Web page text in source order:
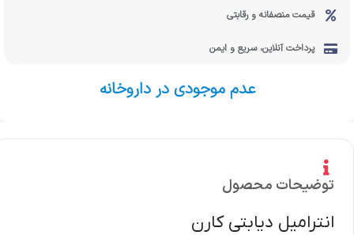
قیمت منصفانه و رقابتی
پرداخت آنلاین، سریع و ایمن
عدم موجودی در داروخانه
توضیحات محصول
انترامیل دیابتی کارن